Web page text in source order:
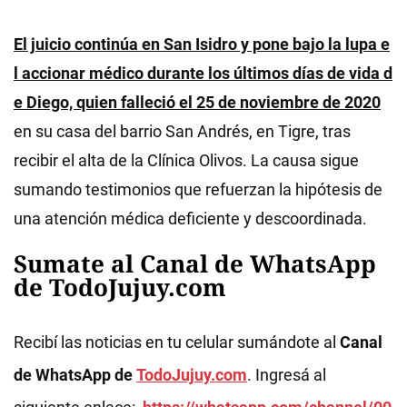
El juicio continúa en San Isidro y pone bajo la lupa e
l accionar médico durante los últimos días de vida d
e Diego, quien falleció el 25 de noviembre de 2020
en su casa del barrio San Andrés, en Tigre, tras
recibir el alta de la Clínica Olivos. La causa sigue
sumando testimonios que refuerzan la hipótesis de
una atención médica deficiente y descoordinada.
Sumate al Canal de WhatsApp
de TodoJujuy.com
Recibí las noticias en tu celular sumándote al Canal
de WhatsApp deTodoJujuy.com. Ingresá al